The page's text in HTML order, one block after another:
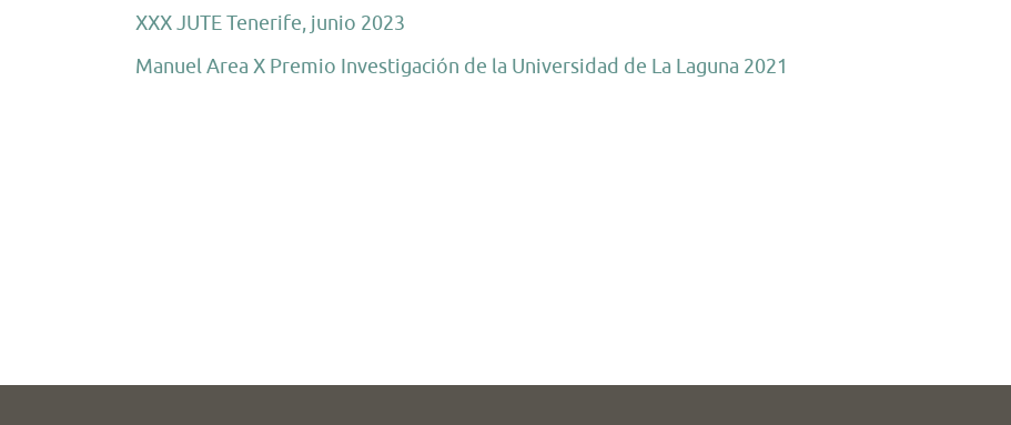
XXX JUTE Tenerife, junio 2023
Manuel Area X Premio Investigación de la Universidad de La Laguna 2021